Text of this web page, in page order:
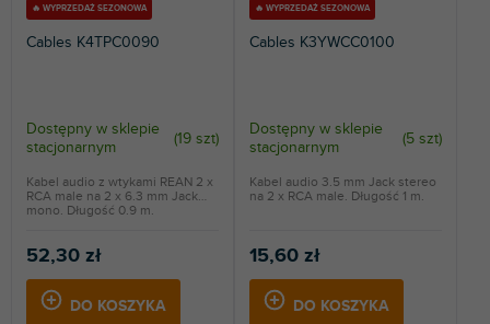
🔥 WYPRZEDAŻ SEZONOWA
Cables K4TPC0090
Dostępny w sklepie
stacjonarnym
(19 szt)
52,30 zł
DO KOSZYKA
Kabel audio z wtykami REAN 2 x
RCA male na 2 x 6.3 mm Jack
mono. Długość 0.9 m.
🔥 WYPRZEDAŻ SEZONOWA
Cables K3YWCC0100
Dostępny w sklepie
stacjonarnym
(5 szt)
15,60 zł
DO KOSZYKA
Kabel audio 3.5 mm Jack stereo
na 2 x RCA male. Długość 1 m.